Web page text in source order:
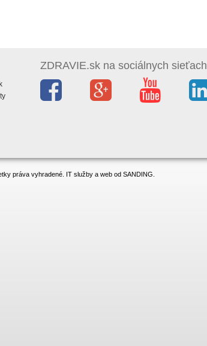
ZDRAVIE.sk na sociálnych sieťach
práva vyhradené. IT služby a web od SANDING.